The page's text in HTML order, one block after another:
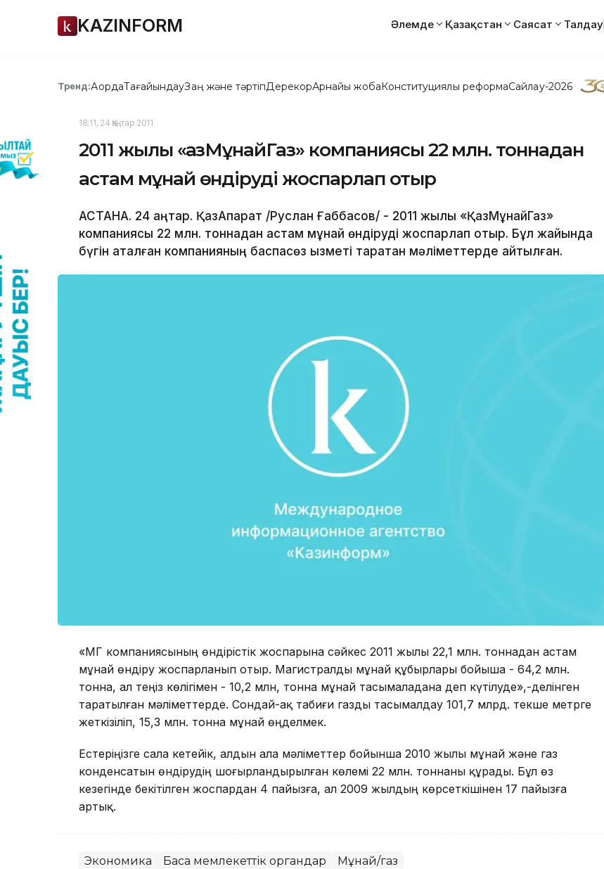
KAZINFORM Әлемде Қазақстан Саясат Талдау
Тренд:АқордаТағайындауЗаң және тәртіпДерекқорАрнайы жобаКонституциялық реформаСайлау-2026
18:11, 24 Қаңтар 2011
2011 жылы «ҚазМұнайГаз» компаниясы 22 млн. тоннадан
астам мұнай өндіруді жоспарлап отыр
АСТАНА. 24 қаңтар. ҚазАқпарат /Руслан Ғаббасов/ - 2011 жылы «ҚазМұнайГаз»
компаниясы 22 млн. тоннадан астам мұнай өндіруді жоспарлап отыр. Бұл жайында
бүгін аталған компанияның баспасөз қызметі таратқан мәліметтерде айтылған.
«ҚМГ компаниясының өндірістік жоспарына сәйкес 2011 жылы 22,1 млн. тоннадан астам
мұнай өндіру жоспарланып отыр. Магистралды мұнай құбырлары бойыша - 64,2 млн.
тонна, ал теңіз көлігімен - 10,2 млн, тонна мұнай тасымаладана деп күтілуде»,-делінген
таратылған мәліметтерде. Сондай-ақ табиғи газды тасымалдау 101,7 млрд. текше метрге
жеткізіліп, 15,3 млн. тонна мұнай өңделмек.
Естеріңізге сала кетейік, алдын ала мәліметтер бойынша 2010 жылы мұнай және газ
конденсатын өндірудің шоғырландырылған көлемі 22 млн. тоннаны құрады. Бұл өз
кезегінде бекітілген жоспардан 4 пайызға, ал 2009 жылдың көрсеткішінен 17 пайызға
артық.
Экономика Басқа мемлекеттік органдар Мұнай/газ